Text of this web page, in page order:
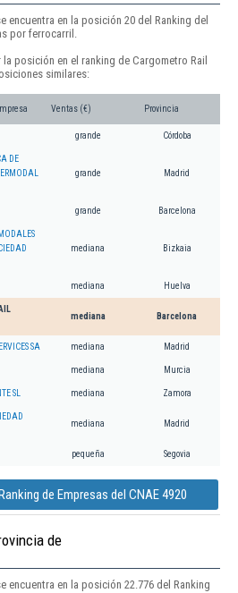
encuentra en la posición 20 del Ranking del
por ferrocarril.
posición en el ranking de Cargometro Rail
similares:
Ventas (€) Provincia
grande Córdoba
DE
grande Madrid
grande Barcelona
mediana Bizkaia
mediana Huelva
mediana Barcelona
SA mediana Madrid
mediana Murcia
SL mediana Zamora
mediana Madrid
pequeña Segovia
de Empresas del CNAE 4920
de
encuentra en la posición 22.776 del Ranking